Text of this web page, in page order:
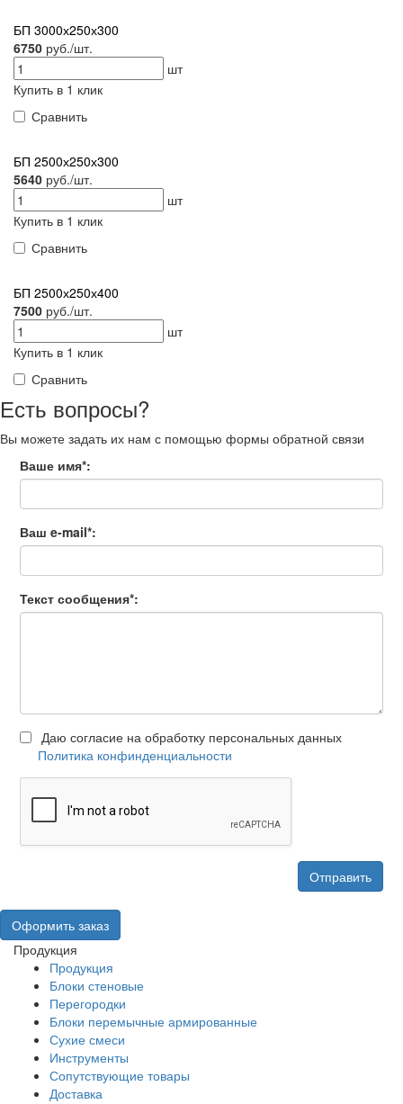
БП 3000х250х300
6750 руб./шт.
шт
Купить в 1 клик
Сравнить
БП 2500х250х300
5640 руб./шт.
шт
Купить в 1 клик
Сравнить
БП 2500х250х400
7500 руб./шт.
шт
Купить в 1 клик
Сравнить
Есть вопросы?
Вы можете задать их нам с помощью формы обратной связи
Ваше имя*:
Ваш e-mail*:
Текст сообщения*:
Даю согласие на обработку персональных данных
Политика конфинденциальности
Отправить
Оформить заказ
Продукция
Продукция
Блоки стеновые
Перегородки
Блоки перемычные армированные
Сухие смеси
Инструменты
Сопутствующие товары
Доставка